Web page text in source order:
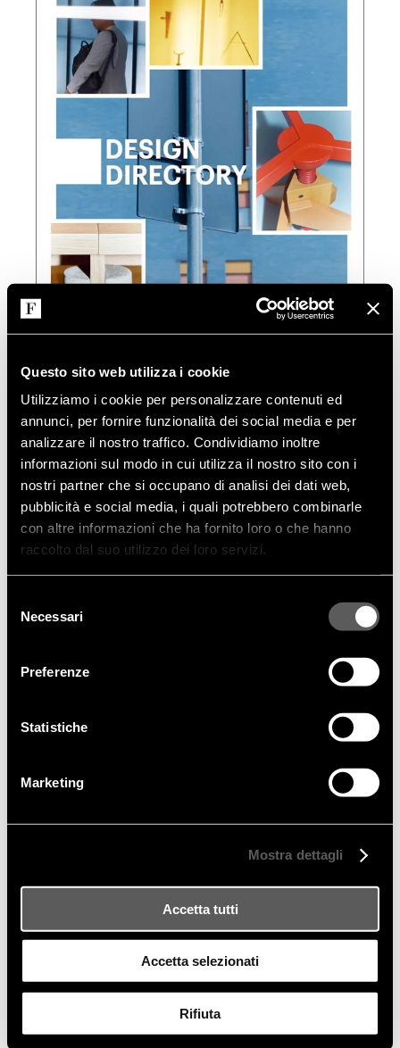
Questo sito web utilizza i cookie
Utilizziamo i cookie per personalizzare contenuti ed
annunci, per fornire funzionalità dei social media e per
analizzare il nostro traffico. Condividiamo inoltre
informazioni sul modo in cui utilizza il nostro sito con i
nostri partner che si occupano di analisi dei dati web,
pubblicità e social media, i quali potrebbero combinarle
con altre informazioni che ha fornito loro o che hanno
raccolto dal suo utilizzo dei loro servizi.
delNecessari
Preferenze
Statistiche
Marketing
Mostra dettagli
Accetta tutti
Accetta selezionati
Rifiuta